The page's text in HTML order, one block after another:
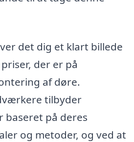
det dig et klart billede
der er på
af døre.
tilbyder
baseret på deres
og metoder, og ved at